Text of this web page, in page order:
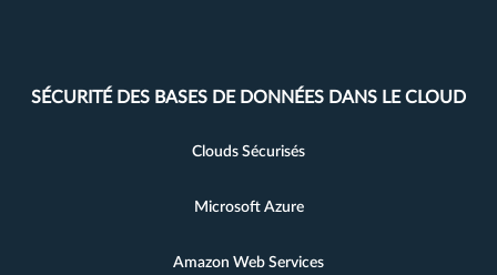
SÉCURITÉ DES BASES DE DONNÉES DANS LE CLOUD
Clouds Sécurisés
Microsoft Azure
Amazon Web Services